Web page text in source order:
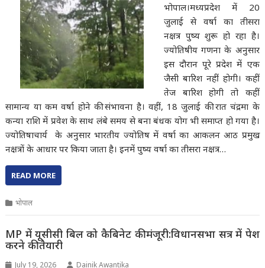
भोपाल।मध्यप्रदेश में 20
जुलाई से वर्षा का तीसरा
नक्षत्र पुष्य शुरू हो रहा है।
ज्योतिषीय गणना के अनुसार
इस दौरान पूरे प्रदेश में एक
जैसी बारिश नहीं होगी। कहीं
तेज बारिश होगी तो कहीं
सामान्य या कम वर्षा होने की संभावना है। वहीं, 18 जुलाई की रात चंद्रमा के
कन्या राशि में प्रवेश के साथ लंबे समय से बना बंधक योग भी समाप्त हो गया है।
ज्योतिषाचार्य के अनुसार भारतीय ज्योतिष में वर्षा का आकलन आठ प्रमुख
नक्षत्रों के आधार पर किया जाता है। इनमें पुष्य वर्षा का तीसरा नक्षत्र…
READ MORE
भोपाल
MP में यूसीसी बिल को कैबिनेट की मंजूरी:विधानसभा सत्र में पेश
करने की तैयारी
July 19, 2026 Dainik Awantika